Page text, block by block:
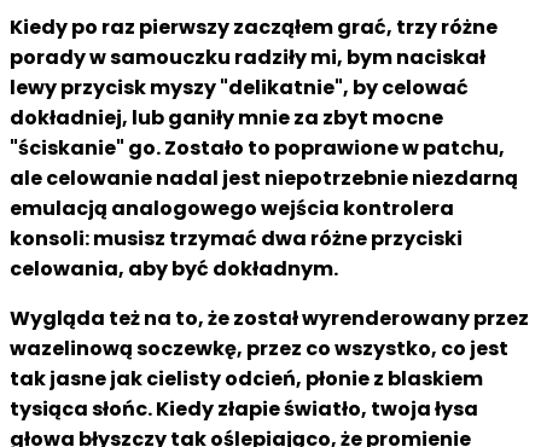
Kiedy po raz pierwszy zacząłem grać, trzy różne
porady w samouczku radziły mi, bym naciskał
lewy przycisk myszy "delikatnie", by celować
dokładniej, lub ganiły mnie za zbyt mocne
"ściskanie" go. Zostało to poprawione w patchu,
ale celowanie nadal jest niepotrzebnie niezdarną
emulacją analogowego wejścia kontrolera
konsoli: musisz trzymać dwa różne przyciski
celowania, aby być dokładnym.
Wygląda też na to, że został wyrenderowany przez
wazelinową soczewkę, przez co wszystko, co jest
tak jasne jak cielisty odcień, płonie z blaskiem
tysiąca słońc. Kiedy złapie światło, twoja łysa
głowa błyszczy tak oślepiająco, że promienie